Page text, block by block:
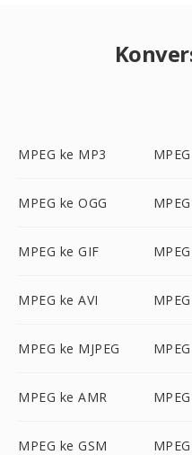
MPEG ke MP3
MPEG ke OGG
MPEG ke GIF
MPEG ke AVI
MPEG ke MJPEG
MPEG ke AMR
MPEG ke GSM